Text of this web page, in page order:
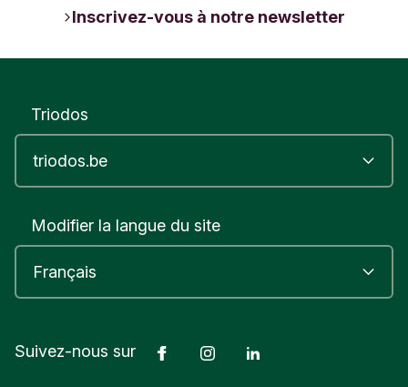
Inscrivez-vous à notre newsletter
Triodos
Modifier la langue du site
Suivez-nous sur FacebookInstagram